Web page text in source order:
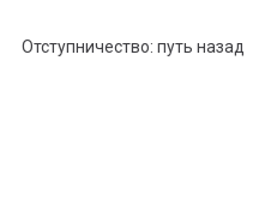
Отступничество: путь назад